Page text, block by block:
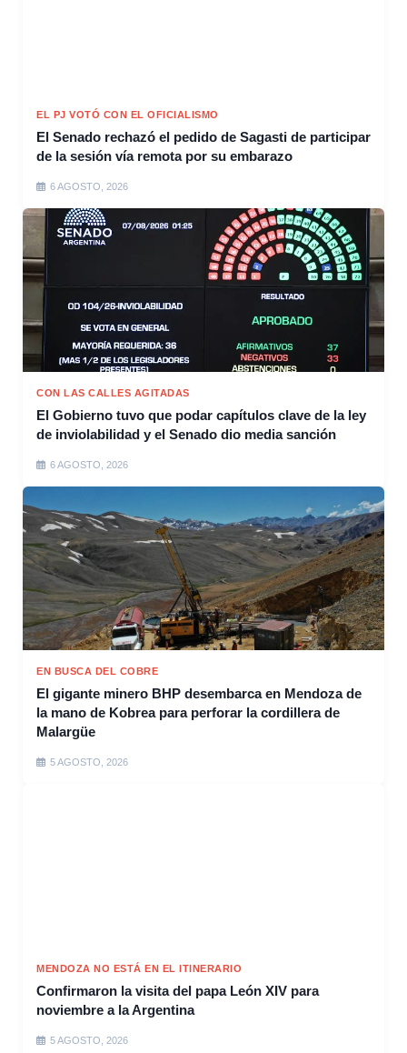
EL PJ VOTÓ CON EL OFICIALISMO
El Senado rechazó el pedido de Sagasti de participar
de la sesión vía remota por su embarazo
6 AGOSTO, 2026
CON LAS CALLES AGITADAS
El Gobierno tuvo que podar capítulos clave de la ley
de inviolabilidad y el Senado dio media sanción
6 AGOSTO, 2026
EN BUSCA DEL COBRE
El gigante minero BHP desembarca en Mendoza de
la mano de Kobrea para perforar la cordillera de
Malargüe
5 AGOSTO, 2026
MENDOZA NO ESTÁ EN EL ITINERARIO
Confirmaron la visita del papa León XIV para
noviembre a la Argentina
5 AGOSTO, 2026